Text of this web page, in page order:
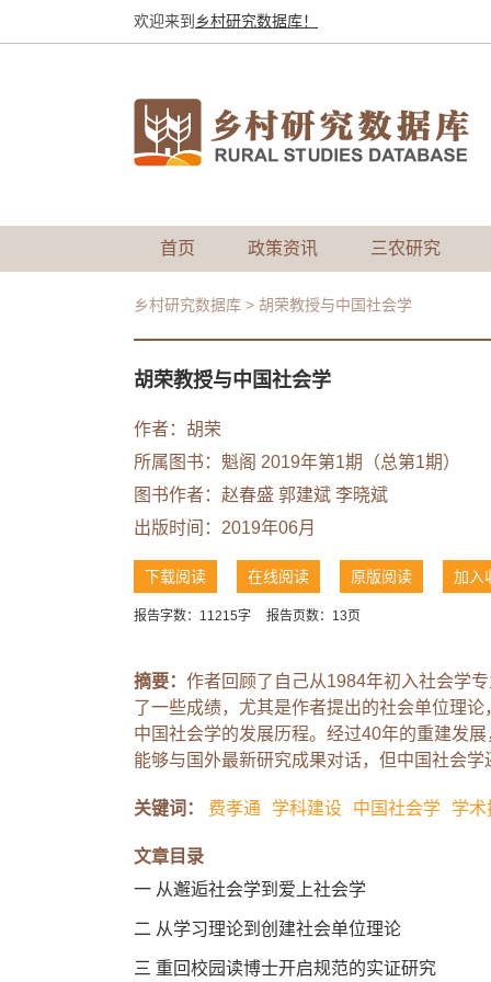
欢迎来到 乡村研究数据库！
首页 政策资讯 三农研究
乡村研究数据库 > 胡荣教授与中国社会学
胡荣教授与中国社会学
作者： 胡荣
所属图书： 魁阁 2019年第1期（总第1期）
图书作者： 赵春盛 郭建斌 李晓斌
出版时间：2019年06月
下载阅读 在线阅读 原版阅读 加入
报告字数：11215字 报告页数：13页
摘要： 作者回顾了自己从1984年初入社会学
了一些成绩，尤其是作者提出的社会单位理
中国社会学的发展历程。经过40年的重建发
能够与国外最新研究成果对话，但中国社会
关键词： 费孝通 学科建设 中国社会学 学术
文章目录
一 从邂逅社会学到爱上社会学
二 从学习理论到创建社会单位理论
三 重回校园读博士开启规范的实证研究